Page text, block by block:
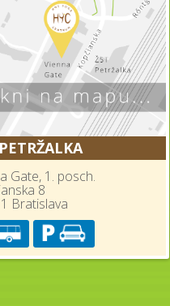
Gate, 1. posch.
8
Bratislava